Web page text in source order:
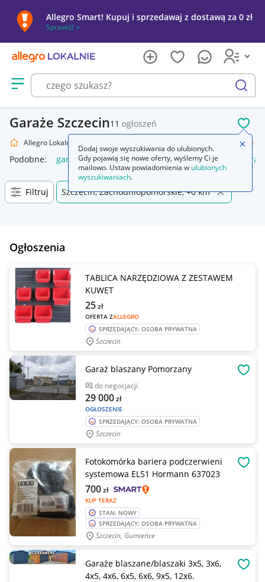
Allegro Smart! Kupuj i sprzedawaj z dostawą za 0 zł
Sprawdź »
Otwórz menu z kategoriami
szukaj
Garaże Szczecin11 ogłoszeń
Allegro Lokalnie Garaże
Podobne: garaż blaszany garaż garaż blaszany 3x5
Filtruj Szczecin, Zachodniopomorskie, +0 km
Ogłoszenia
TABLICA NARZĘDZIOWA Z ZESTAWEM
KUWET
OFERTA ZALLEGRO
25zł
SPRZEDAJĄCY: OSOBA PRYWATNA
Szczecin
Garaż blaszany Pomorzany
do negocjacji
OGŁOSZENIE
29 000zł
SPRZEDAJĄCY: OSOBA PRYWATNA
Szczecin
Fotokomórka bariera podczerwieni
systemowa EL51 Hormann 637023
KUP TERAZ
700zł
STAN: NOWY
SPRZEDAJĄCY: OSOBA PRYWATNA
Szczecin, Gumieńce
Garaże blaszane/blaszaki 3x5, 3x6,
4x5, 4x6, 6x5, 6x6, 9x5, 12x6.
Dodaj swoje wyszukiwania do ulubionych.
Gdy pojawią się nowe oferty, wyślemy Ci je
mailowo. Ustaw powiadomienia w ulubionych
wyszukiwaniach.